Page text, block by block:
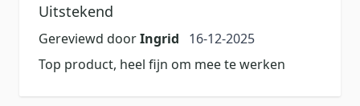
Uitstekend
Gereviewd doorIngrid 16 december 2025
16-12-2025
Top product, heel fijn om mee te werken